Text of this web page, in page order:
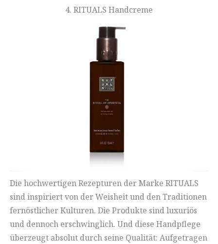
4. RITUALS Handcreme
Die hochwertigen Rezepturen der Marke RITUALS
sind inspiriert von der Weisheit und den Traditionen
fernöstlicher Kulturen. Die Produkte sind luxuriös
und dennoch erschwinglich. Und diese Handpflege
überzeugt absolut durch seine Qualität: Aufgetragen